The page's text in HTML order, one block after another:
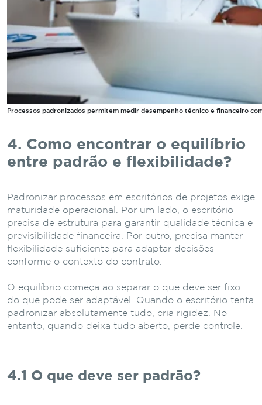
Processos padronizados permitem medir desempenho técnico e financeiro
4. Como encontrar o equilíbrio
entre padrão e flexibilidade?
Padronizar processos em escritórios de projetos exige
maturidade operacional. Por um lado, o escritório
precisa de estrutura para garantir qualidade técnica e
previsibilidade financeira. Por outro, precisa manter
flexibilidade suficiente para adaptar decisões
conforme o contexto do contrato.
O equilíbrio começa ao separar o que deve ser fixo
do que pode ser adaptável. Quando o escritório tenta
padronizar absolutamente tudo, cria rigidez. No
entanto, quando deixa tudo aberto, perde controle.
4.1 O que deve ser padrão?